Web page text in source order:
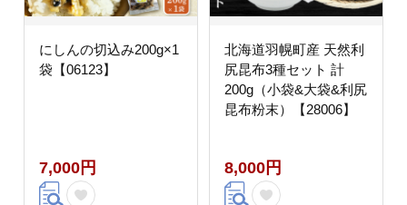
にしんの切込み200g×1
袋【06123】
7,000円
北海道羽幌町産 天然利
尻昆布3種セット 計
200g（小袋&大袋&利尻
昆布粉末）【28006】
8,000円